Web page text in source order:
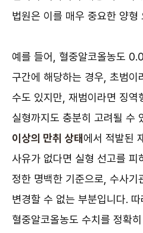
법원은 이를 매우 중요한 양형
예를 들어, 혈중알코올농도
구간에 해당하는 경우, 초범이
수도 있지만, 재범이라면 징역
실형까지도 충분히 고려될 수
이상의 만취 상태 에서 적발된
사유가 없다면 실형 선고를 피
정한 명백한 기준으로, 수사기
변경할 수 없는 부분입니다. 따
혈중알코올농도 수치를 정확